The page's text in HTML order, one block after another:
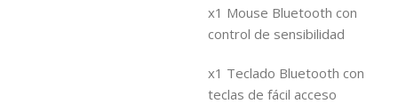
x1 Mouse Bluetooth con
control de sensibilidad
x1 Teclado Bluetooth con
teclas de fácil acceso